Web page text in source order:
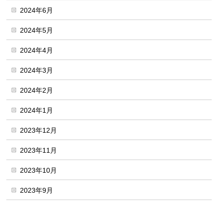
2024年6月
2024年5月
2024年4月
2024年3月
2024年2月
2024年1月
2023年12月
2023年11月
2023年10月
2023年9月